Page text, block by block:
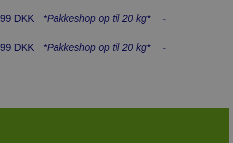
*Pakkeshop op til 20 kg*- Hurtig levering 1-3
*Pakkeshop op til 20 kg*- Hurtig levering 1-3